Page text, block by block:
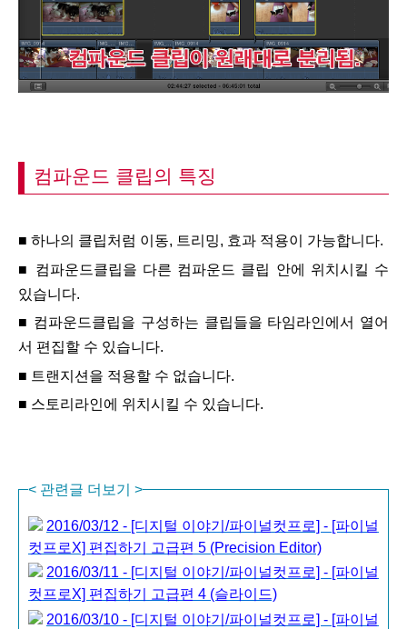
컴파운드 클립의 특징
■ 하나의 클립처럼 이동, 트리밍, 효과 적용이 가능합니다.
■ 컴파운드클립을 다른 컴파운드 클립 안에 위치시킬 수
있습니다.
■ 컴파운드클립을 구성하는 클립들을 타임라인에서 열어
서 편집할 수 있습니다.
■ 트랜지션을 적용할 수 없습니다.
■ 스토리라인에 위치시킬 수 있습니다.
< 관련글 더보기 >
2016/03/12 - [디지털 이야기/파이널컷프로] - [파이널
컷프로X] 편집하기 고급편 5 (Precision Editor)
2016/03/11 - [디지털 이야기/파이널컷프로] - [파이널
컷프로X] 편집하기 고급편 4 (슬라이드)
2016/03/10 - [디지털 이야기/파이널컷프로] - [파이널